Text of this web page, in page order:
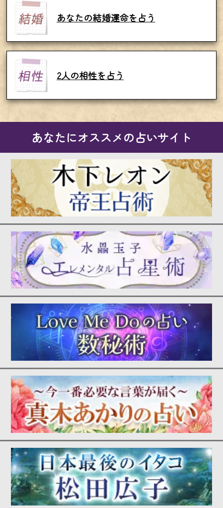
あなたの結婚運命を占う
2人の相性を占う
あなたにオススメの占いサイト